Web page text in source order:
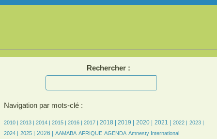
Rechercher :
Navigation par mots-clé :
7/2429
2010 |
7/24292013 |
189/2429 2014 |
357/2429 2015 |
435/2429 2016 |
476/2429 2017 |
656/2429 2018 |
665/2429 2019 |
621/2429 2020 |
625/2429 2021 |
487/2429 2022 |
457/2429 2023 |
484/2429
2024 |
455/2429
2025 |
627/2429 2026 |
71/2429 AAMABA
159/2429 AFRIQUE
471/2429 AGENDA
7/2429 Amnesty International
28/2429